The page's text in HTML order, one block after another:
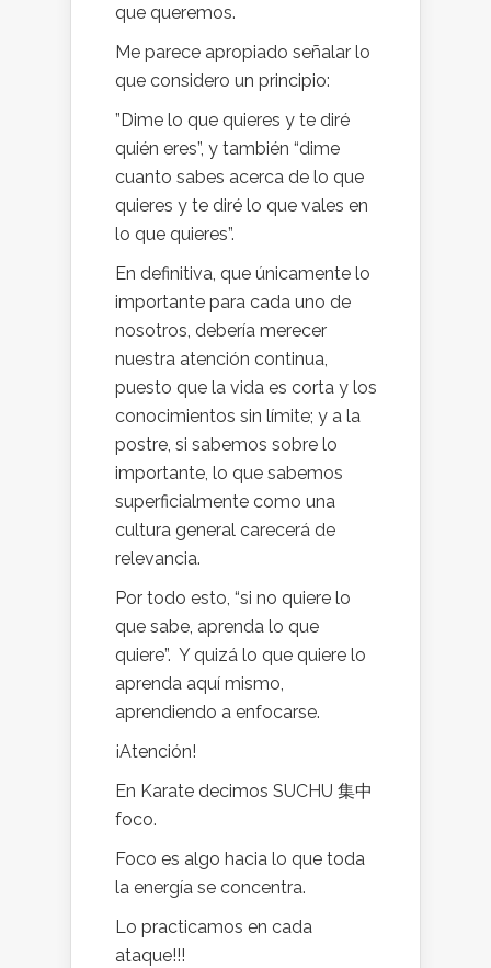
que queremos.
Me parece apropiado señalar lo
que considero un principio:
”Dime lo que quieres y te diré
quién eres”, y también “dime
cuanto sabes acerca de lo que
quieres y te diré lo que vales en
lo que quieres”.
En definitiva, que únicamente lo
importante para cada uno de
nosotros, debería merecer
nuestra atención continua,
puesto que la vida es corta y los
conocimientos sin límite; y a la
postre, si sabemos sobre lo
importante, lo que sabemos
superficialmente como una
cultura general carecerá de
relevancia.
Por todo esto, “si no quiere lo
que sabe, aprenda lo que
quiere”. Y quizá lo que quiere lo
aprenda aquí mismo,
aprendiendo a enfocarse.
¡Atención!
En Karate decimos SUCHU 集中
foco.
Foco es algo hacia lo que toda
la energía se concentra.
Lo practicamos en cada
ataque!!!